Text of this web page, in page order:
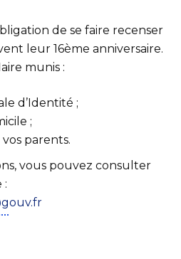
de se faire recenser
leur 16ème anniversaire.
munis :
d’Identité ;
;
parents.
vous pouvez consulter
: